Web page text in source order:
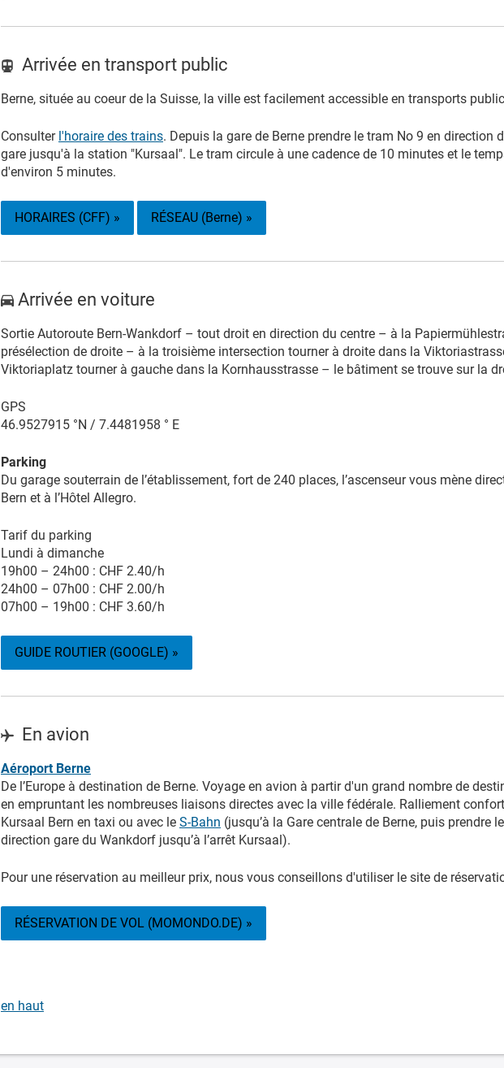
Arrivée en transport public
Berne, située au coeur de la Suisse, la ville est facilement accessible en transports
Consulter l'horaire des trains. Depuis la gare de Berne prendre le tram No 9 en direction
gare jusqu'à la station "Kursaal". Le tram circule à une cadence de 10 minutes et le
d'environ 5 minutes.
HORAIRES (CFF) » RÉSEAU (Berne) »
Arrivée en voiture
Sortie Autoroute Bern-Wankdorf – tout droit en direction du centre – à la
présélection de droite – à la troisième intersection tourner à droite dans la
Viktoriaplatz tourner à gauche dans la Kornhausstrasse – le bâtiment se trouve sur la
GPS
46.9527915 °N / 7.4481958 ° E
Parking
Du garage souterrain de l’établissement, fort de 240 places, l’ascenseur vous mène
Bern et à l’Hôtel Allegro.
Tarif du parking
Lundi à dimanche
19h00 – 24h00 : CHF 2.40/h
24h00 – 07h00 : CHF 2.00/h
07h00 – 19h00 : CHF 3.60/h
GUIDE ROUTIER (GOOGLE) »
En avion
Aéroport Berne
De l’Europe à destination de Berne. Voyage en avion à partir d'un grand nombre de
en empruntant les nombreuses liaisons directes avec la ville fédérale. Ralliement
Kursaal Bern en taxi ou avec le S-Bahn (jusqu’à la Gare centrale de Berne, puis prendre
direction gare du Wankdorf jusqu’à l’arrêt Kursaal).
Pour une réservation au meilleur prix, nous vous conseillons d'utiliser le site de
RÉSERVATION DE VOL (MOMONDO.DE) »
en haut